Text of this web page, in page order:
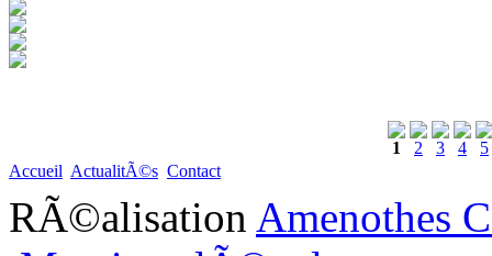
1 2 3 4
5
Accueil ActualitÃ©s Contact
RÃ©alisation Amenothes